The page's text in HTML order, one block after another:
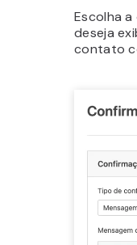
Escolha
deseja
contato